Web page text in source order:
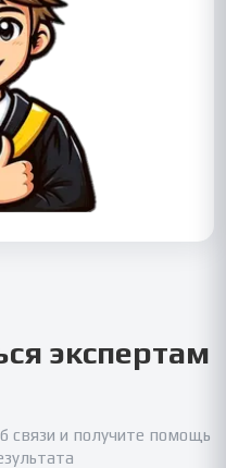
экспертам
связи и получите помощь